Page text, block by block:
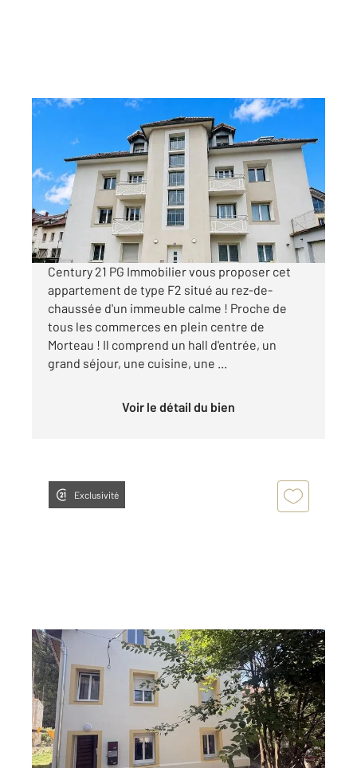
68,43 m
, 2 pièces
Ref : 10365
Appartement F2 à louer
750 €
par mois charges comprises
Century 21 PG Immobilier vous proposer cet
appartement de type F2 situé au rez-de-
chaussée d'un immeuble calme ! Proche de
tous les commerces en plein centre de
Morteau ! Il comprend un hall d'entrée, un
grand séjour, une cuisine, une ...
Voir le détail du bien
Exclusivité
MORTEAU 25
57,30 m , 3 pièces
Ref : 10267
Appartement F3 à louer
615 €
par mois charges comprises